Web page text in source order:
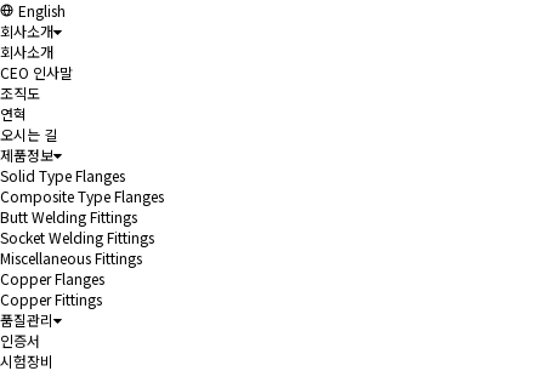
English
회사소개
회사소개
CEO 인사말
조직도
연혁
오시는 길
제품정보
Solid Type Flanges
Composite Type Flanges
Butt Welding Fittings
Socket Welding Fittings
Miscellaneous Fittings
Copper Flanges
Copper Fittings
품질관리
인증서
시험장비